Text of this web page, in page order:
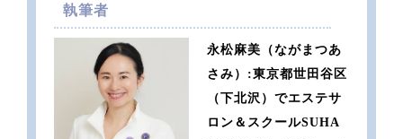
執筆者
永松麻美（ながまつあ
さみ）:東京都世田谷区
（下北沢）でエステサ
ロン＆スクールSUHA